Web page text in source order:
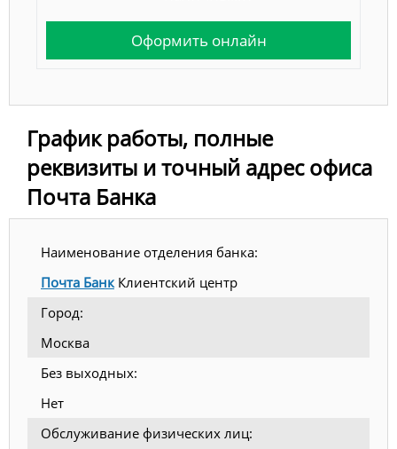
Оформить онлайн
График работы, полные
реквизиты и точный адрес офиса
Почта Банка
Наименование отделения банка:
Почта БанкКлиентский центр
Город:
Москва
Без выходных:
Нет
Обслуживание физических лиц: